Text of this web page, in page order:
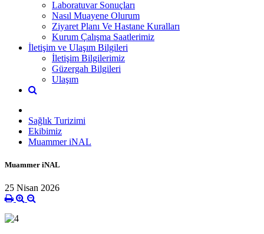
Laboratuvar Sonuçları
Nasıl Muayene Olurum
Ziyaret Planı Ve Hastane Kuralları
Kurum Çalışma Saatlerimiz
İletişim ve Ulaşım Bilgileri
İletişim Bilgilerimiz
Güzergah Bilgileri
Ulaşım
Sağlık Turizimi
Ekibimiz
Muammer iNAL
Muammer iNAL
25 Nisan 2026